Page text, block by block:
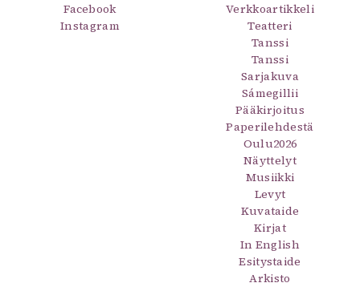
Facebook
Instagram
Verkkoartikkeli
Teatteri
Tanssi
Tanssi
Sarjakuva
Sámegillii
Pääkirjoitus
Paperilehdestä
Oulu2026
Näyttelyt
Musiikki
Levyt
Kuvataide
Kirjat
In English
Esitystaide
Arkisto